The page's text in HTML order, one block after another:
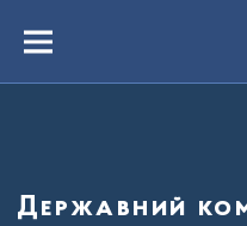
вмістуMenu
Державний